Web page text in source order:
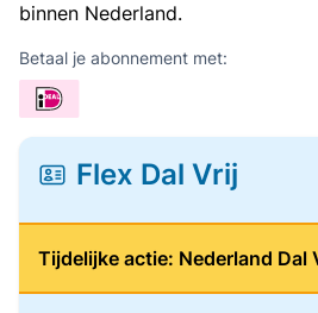
binnen Nederland.
Betaal je abonnement met:
Flex Dal Vrij
Tijdelijke actie: Nederland Dal